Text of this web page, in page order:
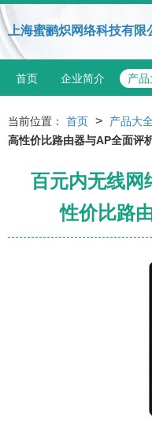
上海蜜鹂炽网络科技有限
首页 企业简介 产
当前位置： 首页 > 产品大
高性价比路由器与AP全面评
百元内无线
性价比路